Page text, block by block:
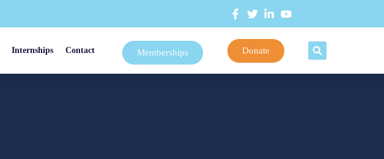
Internships Contact Memberships Donate